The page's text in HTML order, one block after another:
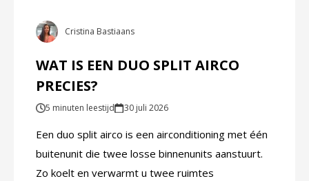
Cristina Bastiaans
WAT IS EEN DUO SPLIT AIRCO
PRECIES?
5 minuten leestijd 30 juli 2026
Een duo split airco is een airconditioning met één
buitenunit die twee losse binnenunits aanstuurt.
Zo koelt en verwarmt u twee ruimtes